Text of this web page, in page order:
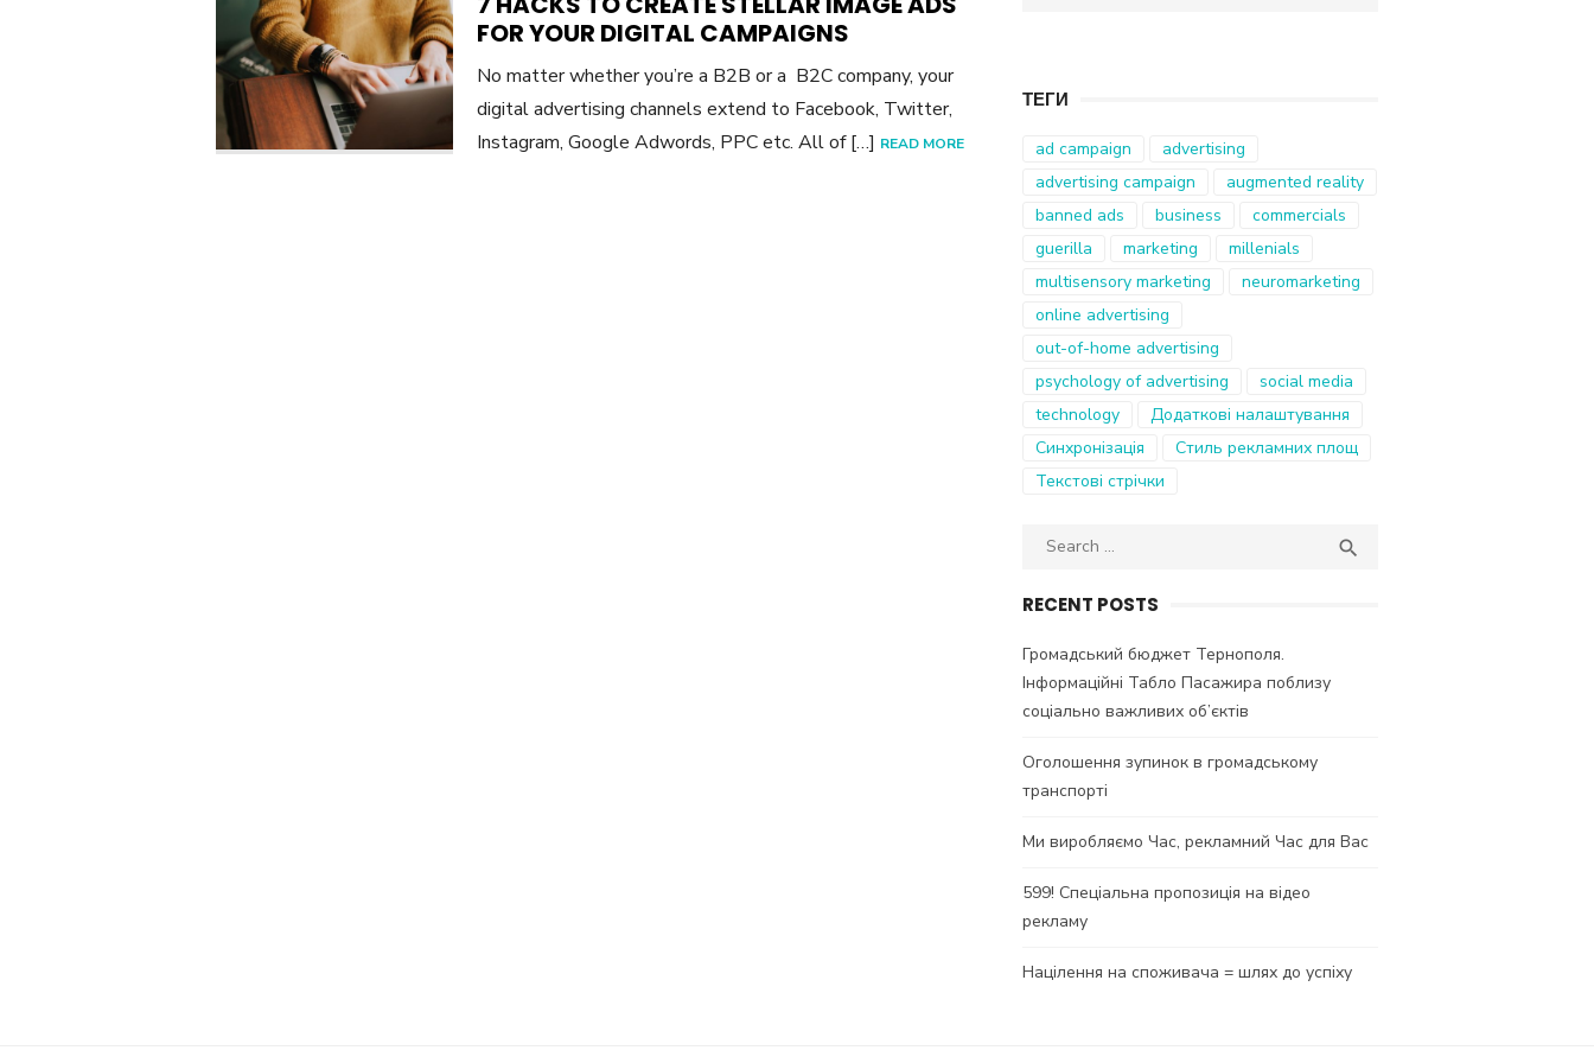
FOR YOUR DIGITAL CAMPAIGNS
No matter whether you’re a B2B or a B2C company, your
digital advertising channels extend to Facebook, Twitter,
Instagram, Google Adwords, PPC etc. All of […] READ MORE
ТЕГИ
ad campaign
advertising
advertising campaign
augmented reality
banned ads
business
commercials
guerilla
marketing
millenials
multisensory marketing
neuromarketing
online advertising
out-of-home advertising
psychology of advertising
social media
technology
Додаткові налаштування
Синхронізація
Стиль рекламних площ
Текстові стрічки
Search

RECENT POSTS
Громадський бюджет Тернополя.
Інформаційні Табло Пасажира поблизу
соціально важливих об’єктів
Оголошення зупинок в громадському
транспорті
Ми виробляємо Час, рекламний Час для Вас
599! Спеціальна пропозиція на відео
рекламу
Націлення на споживача = шлях до успіху